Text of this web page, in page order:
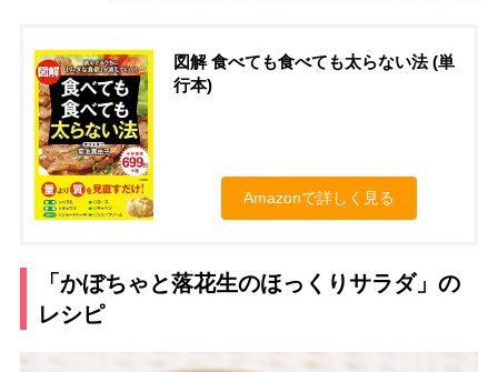
図解 食べても食べても太らない法 (単
行本)
Amazonで詳しく見る
「かぼちゃと落花生のほっくりサラダ」の
レシピ